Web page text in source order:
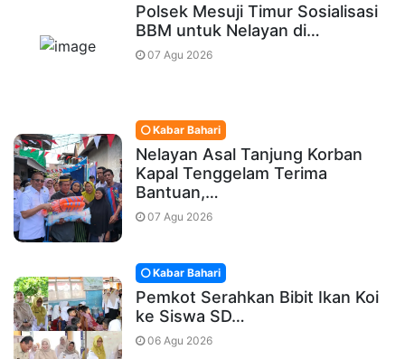
Polsek Mesuji Timur Sosialisasi
BBM untuk Nelayan di…
07 Agu 2026
Kabar Bahari
Nelayan Asal Tanjung Korban
Kapal Tenggelam Terima
Bantuan,…
07 Agu 2026
Kabar Bahari
Pemkot Serahkan Bibit Ikan Koi
ke Siswa SD…
06 Agu 2026